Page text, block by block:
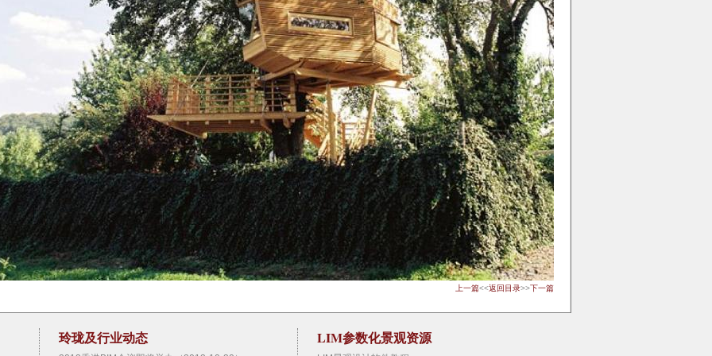
上一篇<<返回目录>>下一篇
玲珑及行业动态 LIM参数化景观资源